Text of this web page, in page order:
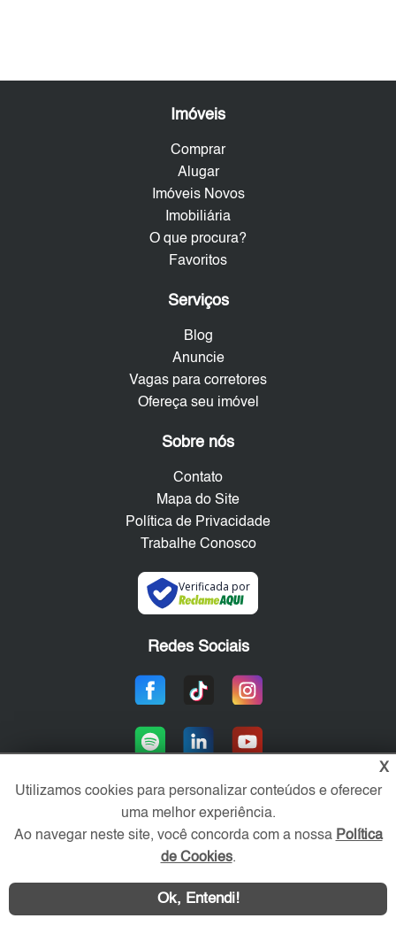
WhatsApp Contatar
Imóveis
Comprar
Alugar
Imóveis Novos
Imobiliária
O que procura?
Favoritos
Serviços
Blog
Anuncie
Vagas para corretores
Ofereça seu imóvel
Sobre nós
Contato
Mapa do Site
Política de Privacidade
Trabalhe Conosco
Verificada por
Redes Sociais
Área exclusiva aos anunciantes,
acesse sua conta:
X
Utilizamos cookies para personalizar conteúdos e oferecer
uma melhor experiência.
Ao navegar neste site, você concorda com a nossa Política
de Cookies.
Ok, Entendi!